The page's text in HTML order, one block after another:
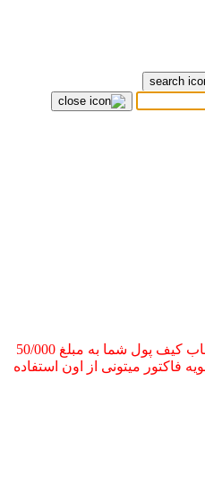
با تکمیل فرم و ساخت اکانت حساب کیف پول شما به مبلغ 50/000
فاکتور میتونی از اون استفاده